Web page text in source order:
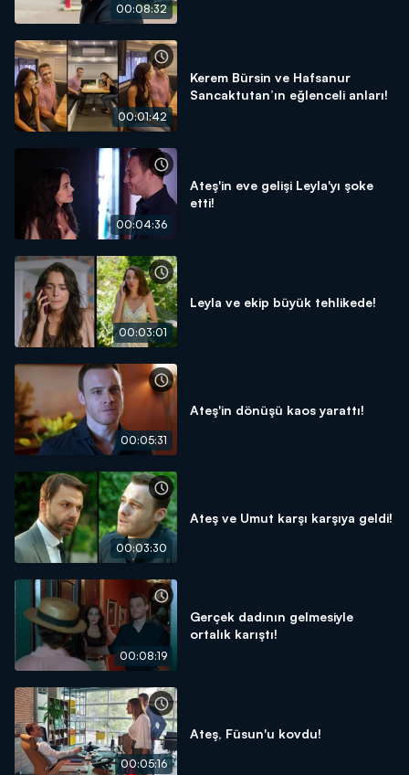
00:08:32
00:01:42
Kerem Bürsin ve Hafsanur
Sancaktutan’ın eğlenceli anları!
00:04:36
Ateş'in eve gelişi Leyla'yı şoke
etti!
00:03:01
Leyla ve ekip büyük tehlikede!
00:05:31
Ateş'in dönüşü kaos yarattı!
00:03:30
Ateş ve Umut karşı karşıya geldi!
00:08:19
Gerçek dadının gelmesiyle
ortalık karıştı!
00:05:16
Ateş, Füsun'u kovdu!